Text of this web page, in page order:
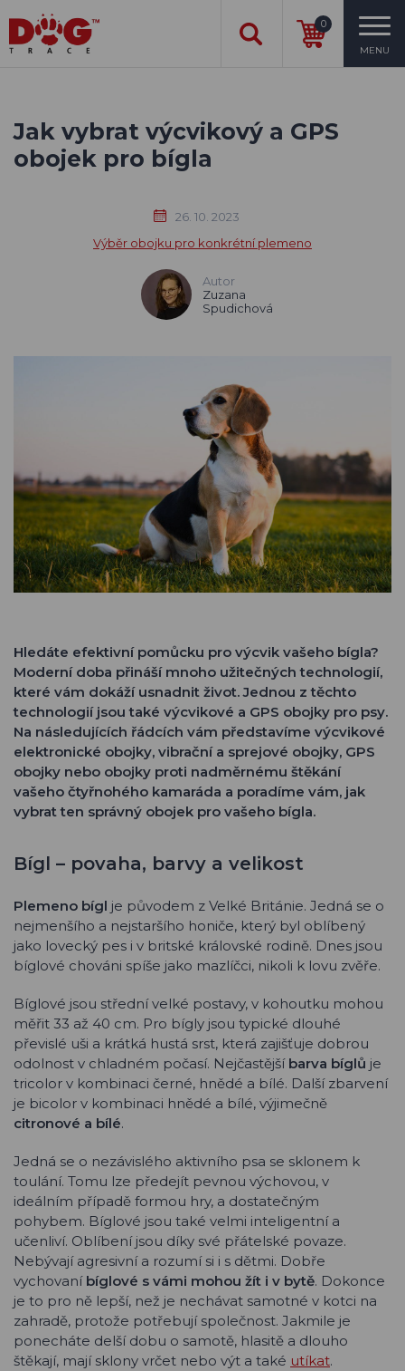
0
MENU
Jak vybrat výcvikový a GPS
obojek pro bígla
26. 10. 2023
Výběr obojku pro konkrétní plemeno
Autor
Zuzana
Spudichová
Hledáte efektivní pomůcku pro výcvik vašeho bígla?
Moderní doba přináší mnoho užitečných technologií,
které vám dokáží usnadnit život. Jednou z těchto
technologií jsou také výcvikové a GPS obojky pro psy.
Na následujících řádcích vám představíme výcvikové
elektronické obojky, vibrační a sprejové obojky, GPS
obojky nebo obojky proti nadměrnému štěkání
vašeho čtyřnohého kamaráda a poradíme vám, jak
vybrat ten správný obojek pro vašeho bígla.
Bígl – povaha, barvy a velikost
Plemeno bígl je původem z Velké Británie. Jedná se o
nejmenšího a nejstaršího honiče, který byl oblíbený
jako lovecký pes i v britské královské rodině. Dnes jsou
bíglové chováni spíše jako mazlíčci, nikoli k lovu zvěře.
Bíglové jsou střední velké postavy, v kohoutku mohou
měřit 33 až 40 cm. Pro bígly jsou typické dlouhé
převislé uši a krátká hustá srst, která zajišťuje dobrou
odolnost v chladném počasí. Nejčastější barva bíglů je
tricolor v kombinaci černé, hnědé a bílé. Další zbarvení
je bicolor v kombinaci hnědé a bílé, výjimečně
citronové a bílé.
Jedná se o nezávislého aktivního psa se sklonem k
toulání. Tomu lze předejít pevnou výchovou, v
ideálním případě formou hry, a dostatečným
pohybem. Bíglové jsou také velmi inteligentní a
učenliví. Oblíbení jsou díky své přátelské povaze.
Nebývají agresivní a rozumí si i s dětmi. Dobře
vychovaní bíglové s vámi mohou žít i v bytě. Dokonce
je to pro ně lepší, než je nechávat samotné v kotci na
zahradě, protože potřebují společnost. Jakmile je
ponecháte delší dobu o samotě, hlasitě a dlouho
štěkají, mají sklony vrčet nebo výt a také utíkat.